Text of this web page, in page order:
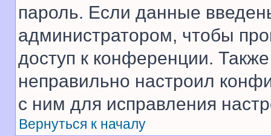
пароль. Если данные
администратором, чтобы
доступ к конференции.
неправильно настроил
с ним для исправления
Вернуться к началу